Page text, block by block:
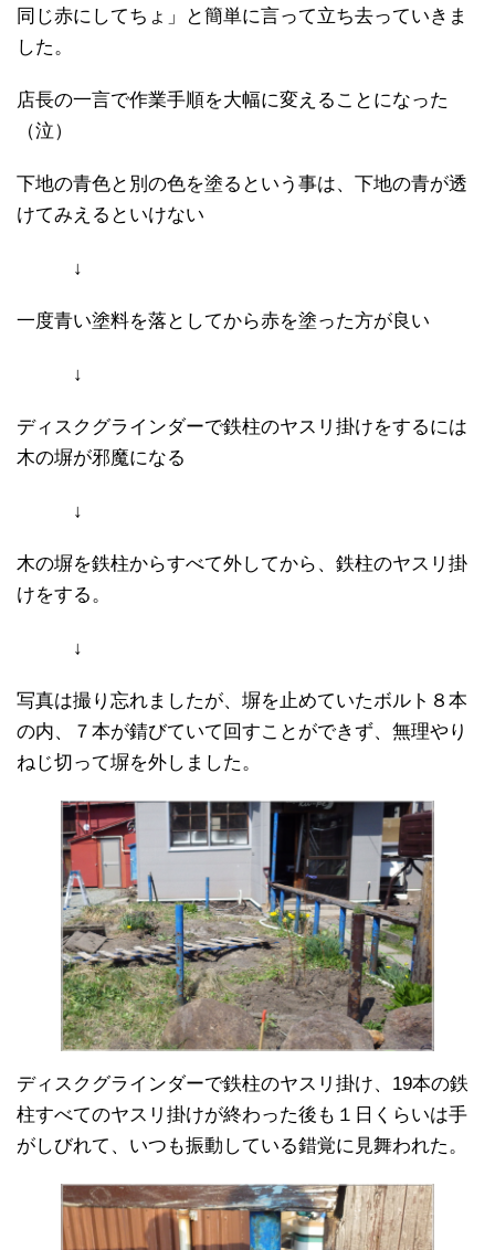
同じ赤にしてちょ」と簡単に言って立ち去っていきま
した。
店長の一言で作業手順を大幅に変えることになった
（泣）
下地の青色と別の色を塗るという事は、下地の青が透
けてみえるといけない
↓
一度青い塗料を落としてから赤を塗った方が良い
↓
ディスクグラインダーで鉄柱のヤスリ掛けをするには
木の塀が邪魔になる
↓
木の塀を鉄柱からすべて外してから、鉄柱のヤスリ掛
けをする。
↓
写真は撮り忘れましたが、塀を止めていたボルト８本
の内、７本が錆びていて回すことができず、無理やり
ねじ切って塀を外しました。
ディスクグラインダーで鉄柱のヤスリ掛け、19本の鉄
柱すべてのヤスリ掛けが終わった後も１日くらいは手
がしびれて、いつも振動している錯覚に見舞われた。